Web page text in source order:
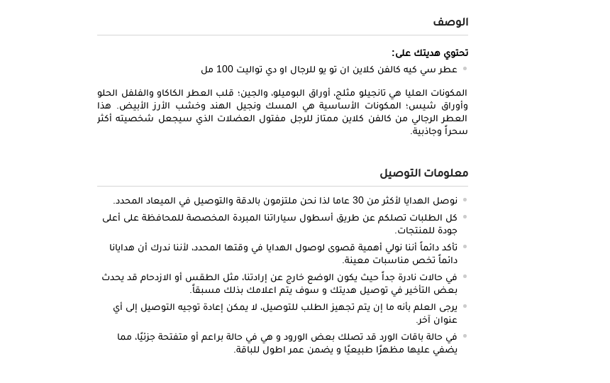
الوصف
تحتوي هديتك على:
عطر سي كيه كالفن كلاين ان تو يو للرجال او دي تواليت 100 مل
المكونات العليا هي تانجيلو مثلج، أوراق البوميلو، والجين؛ قلب العطر الكاكاو والفلفل الحلو
وأوراق شيس؛ المكونات الأساسية هي المسك ونجيل الهند وخشب الأرز الأبيض. هذا
العطر الرجالي من كالفن كلاين ممتاز للرجل مفتول العضلات الذي سيجعل شخصيته أكثر
سحراً وجاذبية.
معلومات التوصيل
نوصل الهدايا لأكثر من 30 عاما لذا نحن ملتزمون بالدقة والتوصيل في الميعاد المحدد.
كل الطلبات تصلكم عن طريق أسطول سياراتنا المبردة المخصصة للمحافظة على أعلى
جودة للمنتجات.
تأكد دائماً أننا نولي أهمية قصوى لوصول الهدايا في وقتها المحدد، لأننا ندرك أن هدايانا
دائماً تخص مناسبات معينة.
في حالات نادرة جداً حيث يكون الوضع خارج عن إرادتنا، مثل الطقس أو الازدحام قد يحدث
بعض التأخير في توصيل هديتك و سوف يتم اعلامك بذلك مسبقاً.
يرجى العلم بأنه ما إن يتم تجهيز الطلب للتوصيل، لا يمكن إعادة توجيه التوصيل إلى أي
عنوان آخر.
في حالة باقات الورد قد تصلك بعض الورود و هي في حالة براعم أو متفتحة جزئيًا، مما
يضفي عليها مظهرًا طبيعيًا و يضمن عمر اطول للباقة.